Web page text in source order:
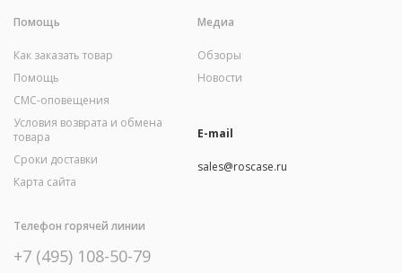
Помощь
Как заказать товар
Помощь
СМС-оповещения
Условия возврата и обмена
товара
Сроки доставки
Карта сайта
Медиа
Обзоры
Новости
E-mail
sales@roscase.ru
Телефон горячей линии
+7 (495) 108-50-79